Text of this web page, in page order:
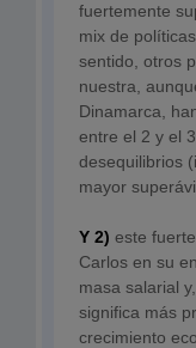
fuertemente
mix de
sentido, otros
nuestra,
Dinamarca,
entre el 2 y el
desequilibrios
mayor
Y 2) este
Carlos en su
masa salarial
significa más
crecimiento